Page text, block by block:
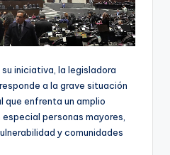
iniciativa, la legisladora
a la grave situación
que enfrenta un amplio
personas mayores,
y comunidades